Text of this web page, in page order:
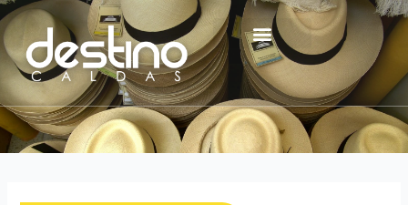
contenido
Ir
al
contenido